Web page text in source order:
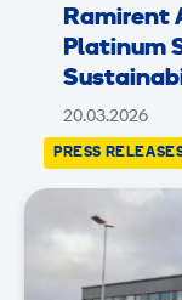
Ramirent
Platinum
20.03.2026
PRESS